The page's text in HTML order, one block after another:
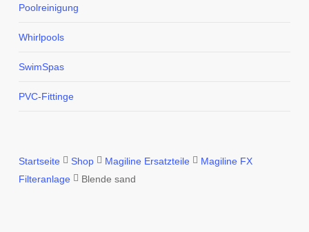
Poolreinigung
Whirlpools
SwimSpas
PVC-Fittinge
Startseite Shop Magiline Ersatzteile
Magiline FX
Filteranlage
Blende sand